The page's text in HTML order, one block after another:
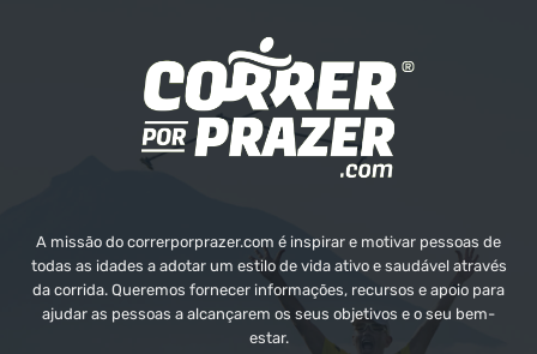
A missão do correrporprazer.com é inspirar e motivar pessoas de
todas as idades a adotar um estilo de vida ativo e saudável através
da corrida. Queremos fornecer informações, recursos e apoio para
ajudar as pessoas a alcançarem os seus objetivos e o seu bem-
estar.